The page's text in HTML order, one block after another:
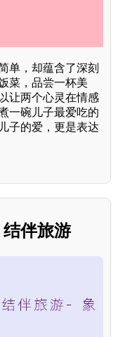
单，却蕴含了深刻
菜，品尝一杯美
让两个心灵在情感
一碗儿子最爱吃的
子的爱，更是表达
伴旅游